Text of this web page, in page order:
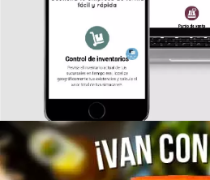
Häika Network
SECTOR COMERCIAL